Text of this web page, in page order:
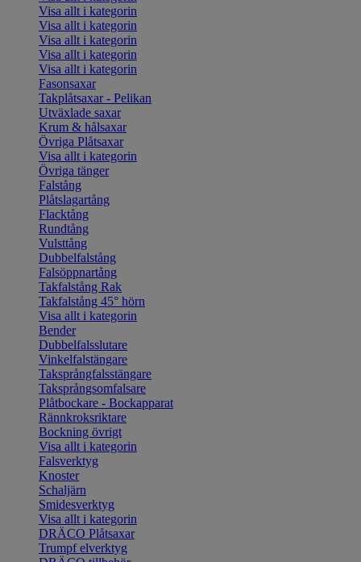
Visa allt i kategorin
Visa allt i kategorin
Visa allt i kategorin
Visa allt i kategorin
Visa allt i kategorin
Fasonsaxar
Takplåtsaxar - Pelikan
Utväxlade saxar
Krum & hålsaxar
Övriga Plåtsaxar
Visa allt i kategorin
Övriga tänger
Falstång
Plåtslagartång
Flacktång
Rundtång
Vulsttång
Dubbelfalstång
Falsöppnartång
Takfalstång Rak
Takfalstång 45° hörn
Visa allt i kategorin
Bender
Dubbelfalsslutare
Vinkelfalstängare
Taksprångfalsstängare
Taksprångsomfalsare
Plåtbockare - Bockapparat
Rännkroksriktare
Bockning övrigt
Visa allt i kategorin
Falsverktyg
Knoster
Schaljärn
Smidesverktyg
Visa allt i kategorin
DRÄCO Plåtsaxar
Trumpf elverktyg